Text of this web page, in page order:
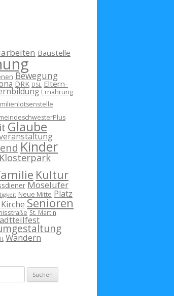
Baustelle
Bewegung
DRK DSL Eltern-
Ernährung
Glaube
Kinder
Kultur
Moselufer
Neue Mitte Platz
Senioren
St. Martin
Wandern